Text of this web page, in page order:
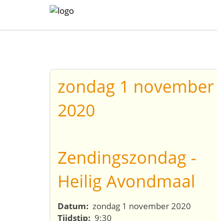
zondag 1 november
2020
Zendingszondag -
Heilig Avondmaal
Datum: zondag 1 november 2020
Tijdstip: 9:30